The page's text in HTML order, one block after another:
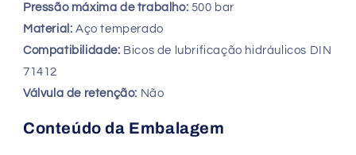
Pressão máxima de trabalho: 500 bar
Material: Aço temperado
Compatibilidade: Bicos de lubrificação hidráulicos DIN
71412
Válvula de retenção: Não
Conteúdo da Embalagem